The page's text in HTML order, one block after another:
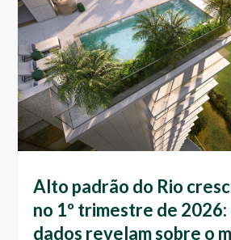
Alto padrão do Rio
no 1º trimestre de 2026:
dados revelam sobre o